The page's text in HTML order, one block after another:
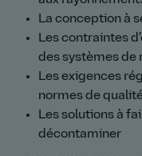
La conception à
Les contraintes
des systèmes de
Les exigences
normes de
Les solutions à
décontaminer